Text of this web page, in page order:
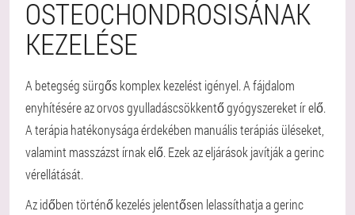
OSTEOCHONDROSISÁNAK
KEZELÉSE
A betegség sürgős komplex kezelést igényel. A fájdalom
enyhítésére az orvos gyulladáscsökkentő gyógyszereket ír elő.
A terápia hatékonysága érdekében manuális terápiás üléseket,
valamint masszázst írnak elő. Ezek az eljárások javítják a gerinc
vérellátását.
Az időben történő kezelés jelentősen lelassíthatja a gerinc